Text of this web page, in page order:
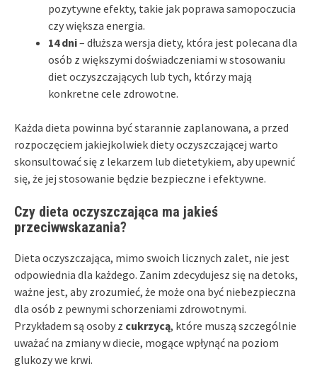
pozytywne efekty, takie jak poprawa samopoczucia
czy większa energia.
14 dni– dłuższa wersja diety, która jest polecana dla
osób z większymi doświadczeniami w stosowaniu
diet oczyszczających lub tych, którzy mają
konkretne cele zdrowotne.
Każda dieta powinna być starannie zaplanowana, a przed
rozpoczęciem jakiejkolwiek diety oczyszczającej warto
skonsultować się z lekarzem lub dietetykiem, aby upewnić
się, że jej stosowanie będzie bezpieczne i efektywne.
Czy dieta oczyszczająca ma jakieś
przeciwwskazania?
Dieta oczyszczająca, mimo swoich licznych zalet, nie jest
odpowiednia dla każdego. Zanim zdecydujesz się na detoks,
ważne jest, aby zrozumieć, że może ona być niebezpieczna
dla osób z pewnymi schorzeniami zdrowotnymi.
Przykładem są osoby z cukrzycą, które muszą szczególnie
uważać na zmiany w diecie, mogące wpłynąć na poziom
glukozy we krwi.